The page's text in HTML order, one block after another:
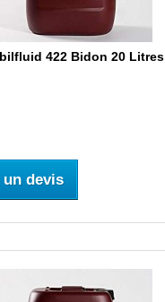
422 Bidon 20 Litres
un devis